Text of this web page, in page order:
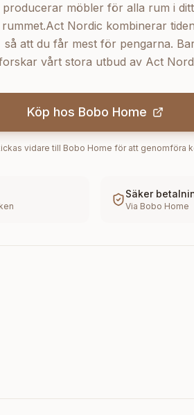
möbler för alla rum i ditt
Nordic kombinerar
så att du får mest för pengarna.
vårt stora utbud av Act
Köp hos Bobo Home
vidare till Bobo Home för att genomföra
Säker
Via Bobo Home